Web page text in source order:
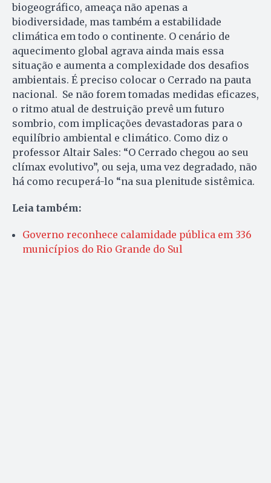
biogeográfico, ameaça não apenas a
biodiversidade, mas também a estabilidade
climática em todo o continente. O cenário de
aquecimento global agrava ainda mais essa
situação e aumenta a complexidade dos desafios
ambientais. É preciso colocar o Cerrado na pauta
nacional. Se não forem tomadas medidas eficazes,
o ritmo atual de destruição prevê um futuro
sombrio, com implicações devastadoras para o
equilíbrio ambiental e climático. Como diz o
professor Altair Sales: “O Cerrado chegou ao seu
clímax evolutivo”, ou seja, uma vez degradado, não
há como recuperá-lo “na sua plenitude sistêmica.
Leia também:
Governo reconhece calamidade pública em 336
municípios do Rio Grande do Sul